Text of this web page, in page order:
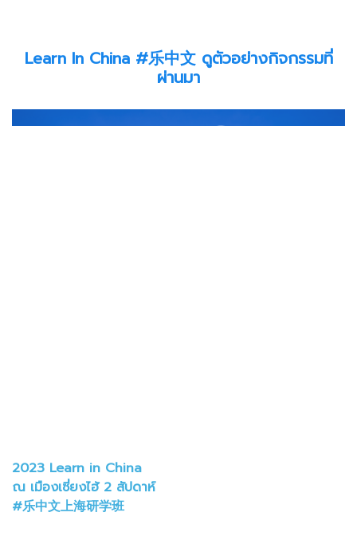
Learn In China #乐中文 ดูตัวอย่างกิจกรรมที่
ผ่านมา
2023 Learn in China
ณ เมืองเซี่ยงไฮ้ 2 สัปดาห์
#乐中文上海研学班